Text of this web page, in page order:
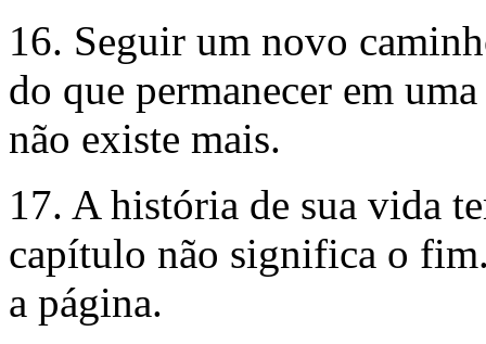
16. Seguir um novo
do que permanecer em
não existe mais.
17. A história de sua vida
capítulo não significa o
a página.